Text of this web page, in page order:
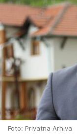
Foto: Privatna Arhiva